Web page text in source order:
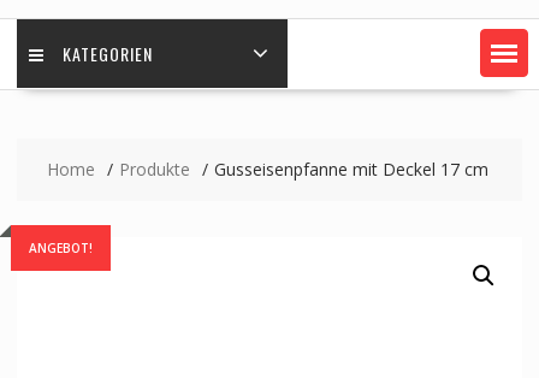
KATEGORIEN
Home Produkte Gusseisenpfanne mit Deckel 17 cm
ANGEBOT!